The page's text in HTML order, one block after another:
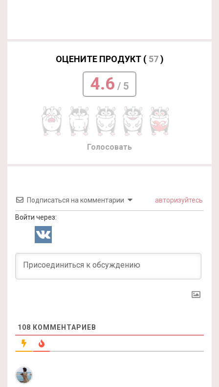
ОЦЕНИТЕ ПРОДУКТ ( 57)
4.6 / 5
Голосовать
Подписаться на комментарии авторизуйтесь
Войти через:
108 КОММЕНТАРИЕВ